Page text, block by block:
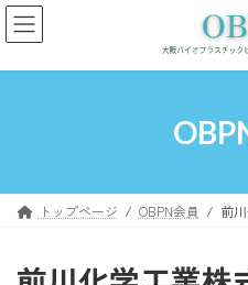
コ
ン
ン
ナ
ビ
ー
トップページ OBPN会員 前